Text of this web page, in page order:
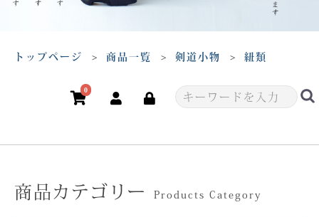
トップページ 商品一覧 剣道小物 紐類
0
商品カテゴリー Products Category